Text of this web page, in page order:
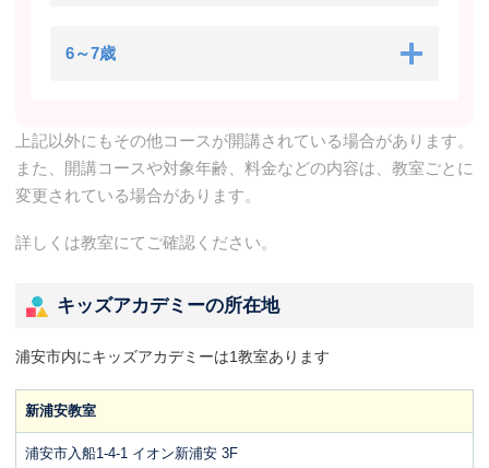
6～7歳
上記以外にもその他コースが開講されている場合があります。
また、開講コースや対象年齢、料金などの内容は、教室ごとに
変更されている場合があります。
詳しくは教室にてご確認ください。
キッズアカデミーの所在地
浦安市内にキッズアカデミーは1教室あります
新浦安教室
浦安市入船1-4-1 イオン新浦安 3F